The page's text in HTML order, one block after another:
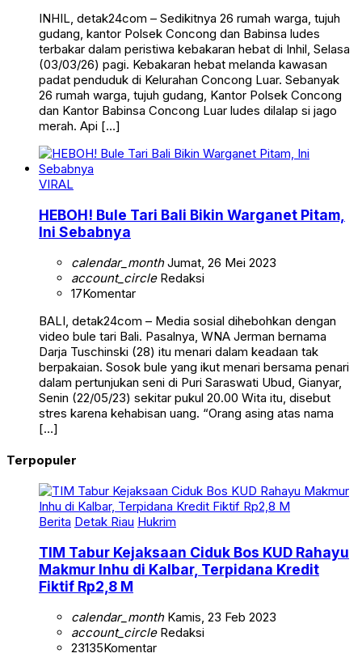
INHIL, detak24com – Sedikitnya 26 rumah warga, tujuh
gudang, kantor Polsek Concong dan Babinsa ludes
terbakar dalam peristiwa kebakaran hebat di Inhil, Selasa
(03/03/26) pagi. Kebakaran hebat melanda kawasan
padat penduduk di Kelurahan Concong Luar. Sebanyak
26 rumah warga, tujuh gudang, Kantor Polsek Concong
dan Kantor Babinsa Concong Luar ludes dilalap si jago
merah. Api […]
VIRAL
HEBOH! Bule Tari Bali Bikin Warganet Pitam,
Ini Sebabnya
calendar_monthJumat, 26 Mei 2023
account_circleRedaksi
17Komentar
BALI, detak24com – Media sosial dihebohkan dengan
video bule tari Bali. Pasalnya, WNA Jerman bernama
Darja Tuschinski (28) itu menari dalam keadaan tak
berpakaian. Sosok bule yang ikut menari bersama penari
dalam pertunjukan seni di Puri Saraswati Ubud, Gianyar,
Senin (22/05/23) sekitar pukul 20.00 Wita itu, disebut
stres karena kehabisan uang. “Orang asing atas nama
[…]
Terpopuler
Berita Detak Riau Hukrim
TIM Tabur Kejaksaan Ciduk Bos KUD Rahayu
Makmur Inhu di Kalbar, Terpidana Kredit
Fiktif Rp2,8 M
calendar_monthKamis, 23 Feb 2023
account_circleRedaksi
23135Komentar